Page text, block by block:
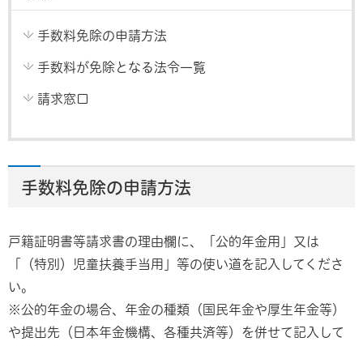
手数料免除の申請方法
手数料が免除となる法令一覧
請求窓口
手数料免除の申請方法
戸籍証明書等請求書の理由欄に、「公的年金用」又は
「（特別）児童扶養手当用」等の使い道を記入してくださ
い。
※公的年金の場合、年金の種類（国民年金や厚生年金等）
や提出先（日本年金機構、各種共済等）を併せて記入して